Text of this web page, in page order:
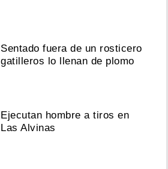
Sentado fuera de un rosticero
gatilleros lo llenan de plomo
Ejecutan hombre a tiros en
Las Alvinas